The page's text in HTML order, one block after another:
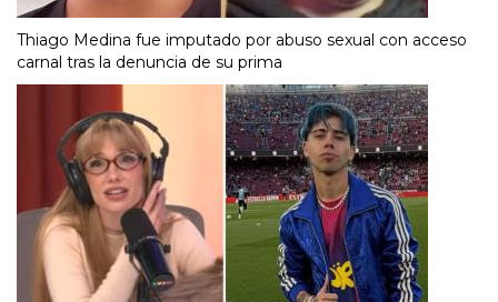
Thiago Medina fue imputado por abuso sexual con acceso
carnal tras la denuncia de su prima